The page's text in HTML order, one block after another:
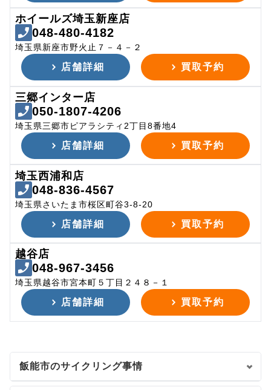
ホイールズ埼玉新座店
048-480-4182
埼玉県新座市野火止７－４－２
店舗詳細 買取予約
三郷インター店
050-1807-4206
埼玉県三郷市ピアラシティ2丁目8番地4
店舗詳細 買取予約
埼玉西浦和店
048-836-4567
埼玉県さいたま市桜区町谷3-8-20
店舗詳細 買取予約
越谷店
048-967-3456
埼玉県越谷市宮本町５丁目２４８－１
店舗詳細 買取予約
飯能市のサイクリング事情